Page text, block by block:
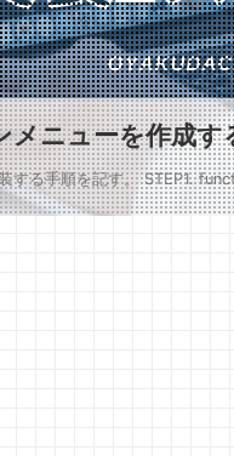
ニューを作成す
する手順を記す。 STEP1.